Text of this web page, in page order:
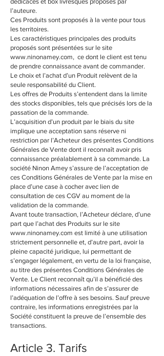
l’auteure.
Ces Produits sont proposés à la vente pour tous
les territoires.
Les caractéristiques principales des produits
proposés sont présentées sur le site
www.ninonamey.com, ce dont le client est tenu
de prendre connaissance avant de commander.
Le choix et l’achat d’un Produit relèvent de la
seule responsabilité du Client.
Les offres de Produits s’entendent dans la limite
des stocks disponibles, tels que précisés lors de la
passation de la commande.
L’acquisition d’un produit par le biais du site
implique une acceptation sans réserve ni
restriction par l’Acheteur des présentes Conditions
Générales de Vente dont il reconnaît avoir pris
connaissance préalablement à sa commande. La
société Ninon Amey s’assure de l’acceptation de
ces Conditions Générales de Vente par la mise en
place d’une case à cocher avec lien de
consultation de ces CGV au moment de la
validation de la commande.
Avant toute transaction, l’Acheteur déclare, d’une
part que l’achat des Produits sur le site
www.ninonamey.com est limité à une utilisation
strictement personnelle et, d’autre part, avoir la
pleine capacité juridique, lui permettant de
s’engager légalement, en vertu de la loi française,
au titre des présentes Conditions Générales de
Vente. Le Client reconnaît qu’il a bénéficié des
informations nécessaires afin de s’assurer de
l’adéquation de l’offre à ses besoins. Sauf preuve
contraire, les informations enregistrées par la
Société constituent la preuve de l’ensemble des
transactions.
Article 3. Tarifs